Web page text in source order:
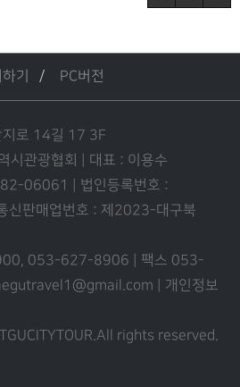
기 PC버전
지로 14길 17 3F
시관광협회 | 대표 : 이용수
06061 | 법인등록번호 :
판매업번호 : 제2023-대구북
053-627-8906 | 팩스 053-
| 개인정보
All rights reserved.